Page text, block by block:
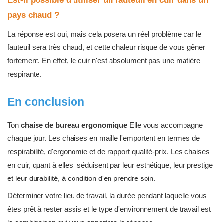
pays chaud ?
La réponse est oui, mais cela posera un réel problème car le
fauteuil sera très chaud, et cette chaleur risque de vous gêner
fortement. En effet, le cuir n'est absolument pas une matière
respirante.
En conclusion
Ton chaise de bureau ergonomique Elle vous accompagne
chaque jour. Les chaises en maille l'emportent en termes de
respirabilité, d'ergonomie et de rapport qualité-prix. Les chaises
en cuir, quant à elles, séduisent par leur esthétique, leur prestige
et leur durabilité, à condition d'en prendre soin.
Déterminer votre lieu de travail, la durée pendant laquelle vous
êtes prêt à rester assis et le type d'environnement de travail est